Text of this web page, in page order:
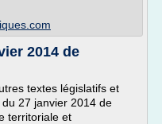
2014 de
textes législatifs et
27 janvier 2014 de
territoriale et